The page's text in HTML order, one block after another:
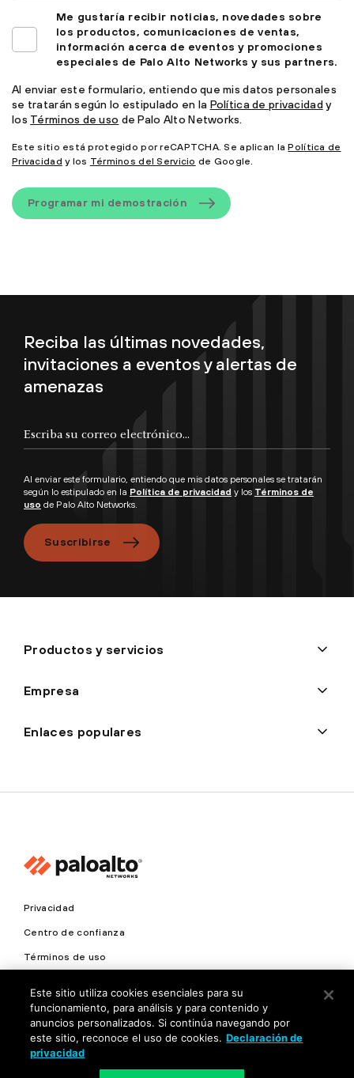
Me gustaría recibir noticias, novedades sobre
los productos, comunicaciones de ventas,
información acerca de eventos y promociones
especiales de Palo Alto Networks y sus partners.
Al enviar este formulario, entiendo que mis datos personales
se tratarán según lo estipulado en la Política de privacidady
los Términos de uso de Palo Alto Networks.
Este sitio está protegido por reCAPTCHA. Se aplican laPolítica de
Privacidad y los Términos del Servicio de Google.
Programar mi demostración
Reciba las últimas novedades,
invitaciones a eventos y alertas de
amenazas
Al enviar este formulario, entiendo que mis datos personales se tratarán
según lo estipulado en la Política de privacidad y los Términos de
uso de Palo Alto Networks.
Suscribirse
Productos y servicios
Empresa
Enlaces populares
Privacidad
Centro de confianza
Términos de uso
Copyright © 2026 Palo Alto Networks. Todos los derechos
reservados.
Este sitio utiliza cookies esenciales para su
funcionamiento, para análisis y para contenido y
anuncios personalizados. Si continúa navegando por
este sitio, reconoce el uso de cookies. Declaración de
privacidad